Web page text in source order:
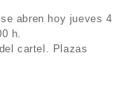
abren hoy jueves 4
h.
cartel. Plazas